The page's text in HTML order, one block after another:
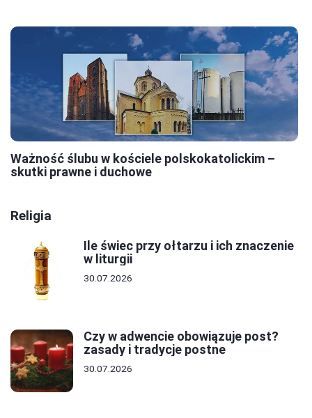
Ważność ślubu w kościele polskokatolickim –
skutki prawne i duchowe
Religia
Ile świec przy ołtarzu i ich znaczenie
w liturgii
30.07.2026
Czy w adwencie obowiązuje post?
zasady i tradycje postne
30.07.2026